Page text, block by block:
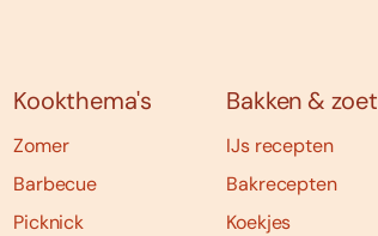
Kookthema's
Zomer
Barbecue
Picknick
Bakken & zoet
IJs recepten
Bakrecepten
Koekjes